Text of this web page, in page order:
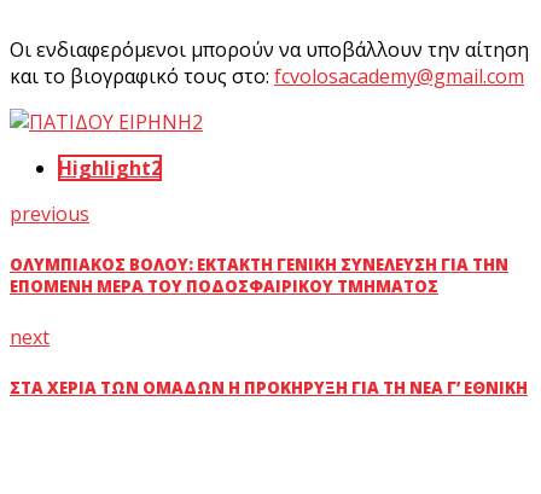
Οι ενδιαφερόμενοι μπορούν να υποβάλλουν την αίτηση
και το βιογραφικό τους στο: fcvolosacademy@gmail.com
Highlight2
previous
ΟΛΥΜΠΙΑΚΌΣ ΒΌΛΟΥ: ΈΚΤΑΚΤΗ ΓΕΝΙΚΉ ΣΥΝΈΛΕΥΣΗ ΓΙΑ ΤΗΝ
ΕΠΌΜΕΝΗ ΜΈΡΑ ΤΟΥ ΠΟΔΟΣΦΑΙΡΙΚΟΎ ΤΜΉΜΑΤΟΣ
next
ΣΤΑ ΧΈΡΙΑ ΤΩΝ ΟΜΆΔΩΝ Η ΠΡΟΚΉΡΥΞΗ ΓΙΑ ΤΗ ΝΈΑ Γ’ ΕΘΝΙΚΉ